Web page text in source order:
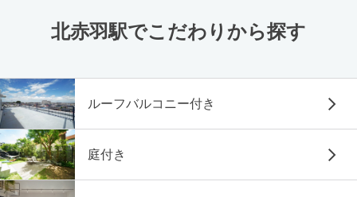
北赤羽駅でこだわりから探す
ルーフバルコニー付き
庭付き